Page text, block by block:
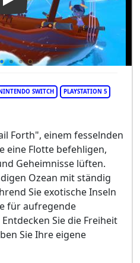
Play Video: Sail Forth
NINTENDO SWITCH PLAYSTATION 5
Forth", einem fesselnden
eine Flotte befehligen,
Geheimnisse lüften.
Ozean mit ständig
Sie exotische Inseln
für aufregende
Sie die Freiheit
Sie Ihre eigene